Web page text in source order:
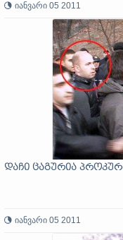
იანვარი 05 2011
დაჩი ცაგურია
იანვარი 05 2011